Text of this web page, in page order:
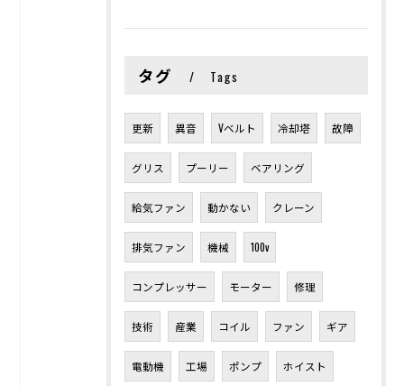
タグ Tags
更新 異音 Vベルト 冷却塔 故障
グリス プーリー ベアリング
給気ファン 動かない クレーン
排気ファン 機械 100v
コンプレッサー モーター 修理
技術 産業 コイル ファン ギア
電動機 工場 ポンプ ホイスト